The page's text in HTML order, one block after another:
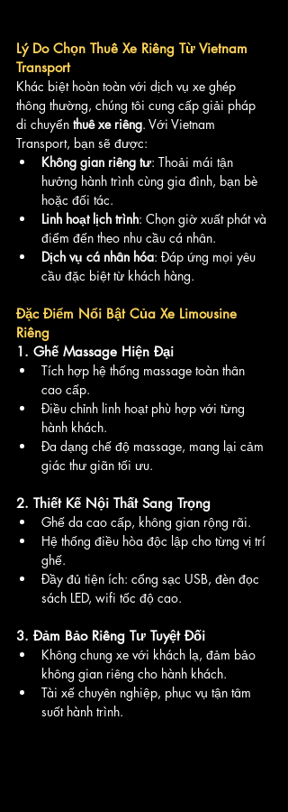
Lý Do Chọn Thuê Xe Riêng Từ Vietnam
Transport
Khác biệt hoàn toàn với dịch vụ xe ghép
thông thường, chúng tôi cung cấp giải pháp
di chuyển thuê xe riêng. Với Vietnam
Transport, bạn sẽ được:
Không gian riêng tư: Thoải mái tận
hưởng hành trình cùng gia đình, bạn bè
hoặc đối tác.
Linh hoạt lịch trình: Chọn giờ xuất phát và
điểm đến theo nhu cầu cá nhân.
Dịch vụ cá nhân hóa: Đáp ứng mọi yêu
cầu đặc biệt từ khách hàng.
Đặc Điểm Nổi Bật Của Xe Limousine
Riêng
1. Ghế Massage Hiện Đại
Tích hợp hệ thống massage toàn thân
cao cấp.
Điều chỉnh linh hoạt phù hợp với từng
hành khách.
Đa dạng chế độ massage, mang lại cảm
giác thư giãn tối ưu.
2. Thiết Kế Nội Thất Sang Trọng
Ghế da cao cấp, không gian rộng rãi.
Hệ thống điều hòa độc lập cho từng vị trí
ghế.
Đầy đủ tiện ích: cổng sạc USB, đèn đọc
sách LED, wifi tốc độ cao.
3. Đảm Bảo Riêng Tư Tuyệt Đối
Không chung xe với khách lạ, đảm bảo
không gian riêng cho hành khách.
Tài xế chuyên nghiệp, phục vụ tận tâm
suốt hành trình.